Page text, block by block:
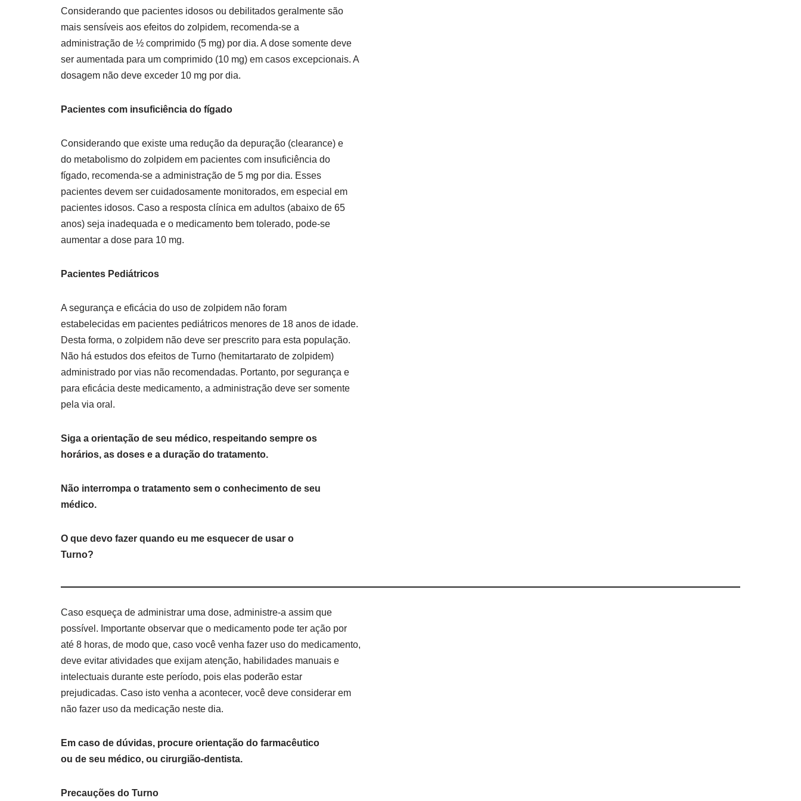
Considerando que pacientes idosos ou debilitados geralmente são
mais sensíveis aos efeitos do zolpidem, recomenda-se a
administração de ½ comprimido (5 mg) por dia. A dose somente deve
ser aumentada para um comprimido (10 mg) em casos excepcionais. A
dosagem não deve exceder 10 mg por dia.
Pacientes com insuficiência do fígado
Considerando que existe uma redução da depuração (clearance) e
do metabolismo do zolpidem em pacientes com insuficiência do
fígado, recomenda-se a administração de 5 mg por dia. Esses
pacientes devem ser cuidadosamente monitorados, em especial em
pacientes idosos. Caso a resposta clínica em adultos (abaixo de 65
anos) seja inadequada e o medicamento bem tolerado, pode-se
aumentar a dose para 10 mg.
Pacientes Pediátricos
A segurança e eficácia do uso de zolpidem não foram
estabelecidas em pacientes pediátricos menores de 18 anos de idade.
Desta forma, o zolpidem não deve ser prescrito para esta população.
Não há estudos dos efeitos de Turno (hemitartarato de zolpidem)
administrado por vias não recomendadas. Portanto, por segurança e
para eficácia deste medicamento, a administração deve ser somente
pela via oral.
Siga a orientação de seu médico, respeitando sempre os
horários, as doses e a duração do tratamento.
Não interrompa o tratamento sem o conhecimento de seu
médico.
O que devo fazer quando eu me esquecer de usar o
Turno?
Caso esqueça de administrar uma dose, administre-a assim que
possível. Importante observar que o medicamento pode ter ação por
até 8 horas, de modo que, caso você venha fazer uso do medicamento,
deve evitar atividades que exijam atenção, habilidades manuais e
intelectuais durante este período, pois elas poderão estar
prejudicadas. Caso isto venha a acontecer, você deve considerar em
não fazer uso da medicação neste dia.
Em caso de dúvidas, procure orientação do farmacêutico
ou de seu médico, ou cirurgião-dentista.
Precauções do Turno